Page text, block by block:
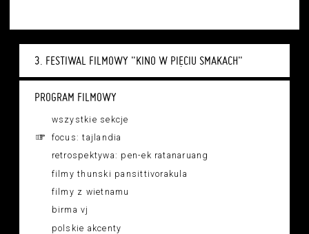
3. FESTIWAL FILMOWY "KINO W PIĘCIU SMAKACH"
PROGRAM FILMOWY
wszystkie sekcje
focus: tajlandia
retrospektywa: pen-ek ratanaruang
filmy thunski pansittivorakula
filmy z wietnamu
birma vj
polskie akcenty